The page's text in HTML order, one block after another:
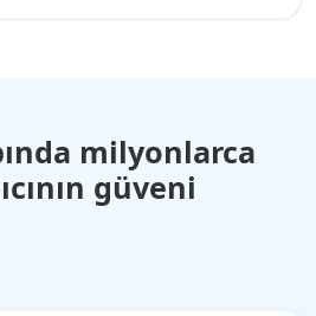
milyonlarca
güveni